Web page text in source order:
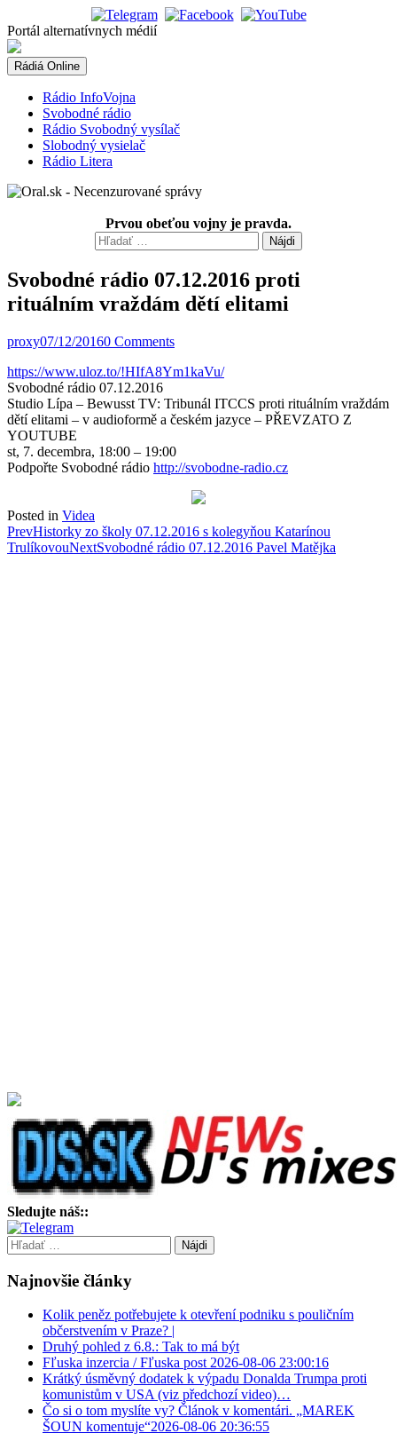
to
content
Portál alternatívnych médií
Rádiá Online
Rádio InfoVojna
Svobodné rádio
Rádio Svobodný vysílač
Slobodný vysielač
Rádio Litera
Prvou obeťou vojny je pravda.
Hľadať:
Svobodné rádio 07.12.2016 proti
rituálním vraždám dětí elitami
proxy07/12/20160 Comments
https://www.uloz.to/!HIfA8Ym1kaVu/
Svobodné rádio 07.12.2016
Studio Lípa – Bewusst TV: Tribunál ITCCS proti rituálním vraždám
dětí elitami – v audioformě a českém jazyce – PŘEVZATO Z
YOUTUBE
st, 7. decembra, 18:00 – 19:00
Podpořte Svobodné rádio http://svobodne-radio.cz
Posted in Videa
Post
navigation
PrevHistorky zo školy 07.12.2016 s kolegyňou Katarínou
TrulíkovouNextSvobodné rádio 07.12.2016 Pavel Matějka
Sledujte náš::
Hľadať:
Najnovšie články
Kolik peněz potřebujete k otevření podniku s pouličním
občerstvením v Praze? |
Druhý pohled z 6.8.: Tak to má být
Fľuska inzercia / Fľuska post 2026-08-06 23:00:16
Krátký úsměvný dodatek k výpadu Donalda Trumpa proti
komunistům v USA (viz předchozí video)…
Čo si o tom myslíte vy? Článok v komentári. „MAREK
ŠOUN komentuje“2026-08-06 20:36:55